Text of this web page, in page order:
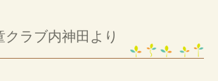
ラブ内神田より